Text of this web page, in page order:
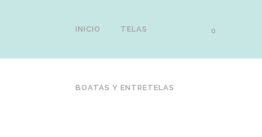
0
INICIO TELAS
BOATAS Y ENTRETELAS